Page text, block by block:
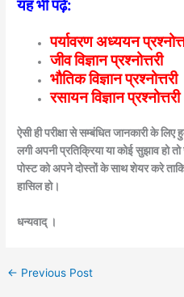
यह भी पढ़े:
पर्यावरण अध्ययन
जीव विज्ञान प्रश्नोत्तरी
भौतिक विज्ञान प्रश्नोत्तरी
रसायन विज्ञान प्रश्नोत्तरी
ऐसी ही परीक्षा से सम्बंधित जानकारी के
लगी अपनी प्रतिक्रिया या कोई सुझाव हो
पोस्ट को अपने दोस्तों के साथ शेयर करे
हासिल हो।
धन्यवाद् ।
← Previous Post